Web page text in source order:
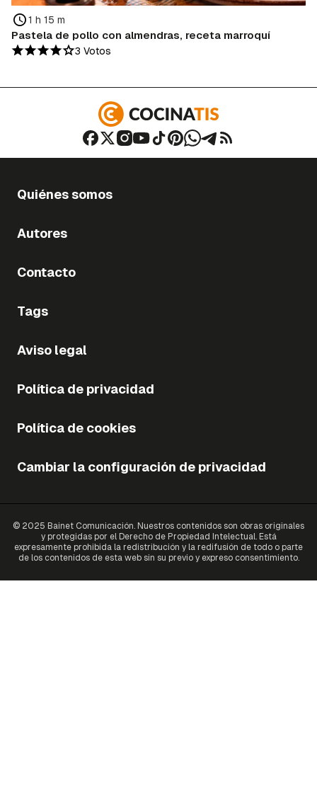
1 h 15 m
Pastela de pollo con almendras, receta marroquí
3 Votos
Quiénes somos
Autores
Contacto
Tags
Aviso legal
Política de privacidad
Política de cookies
Cambiar la configuración de privacidad
© 2025 Bainet Comunicación. Nuestros contenidos son obras originales
y protegidas por el Derecho de Propiedad Intelectual. Está
expresamente prohibida la redistribución y la redifusión de todo o parte
de los contenidos de esta web sin su previo y expreso consentimiento.